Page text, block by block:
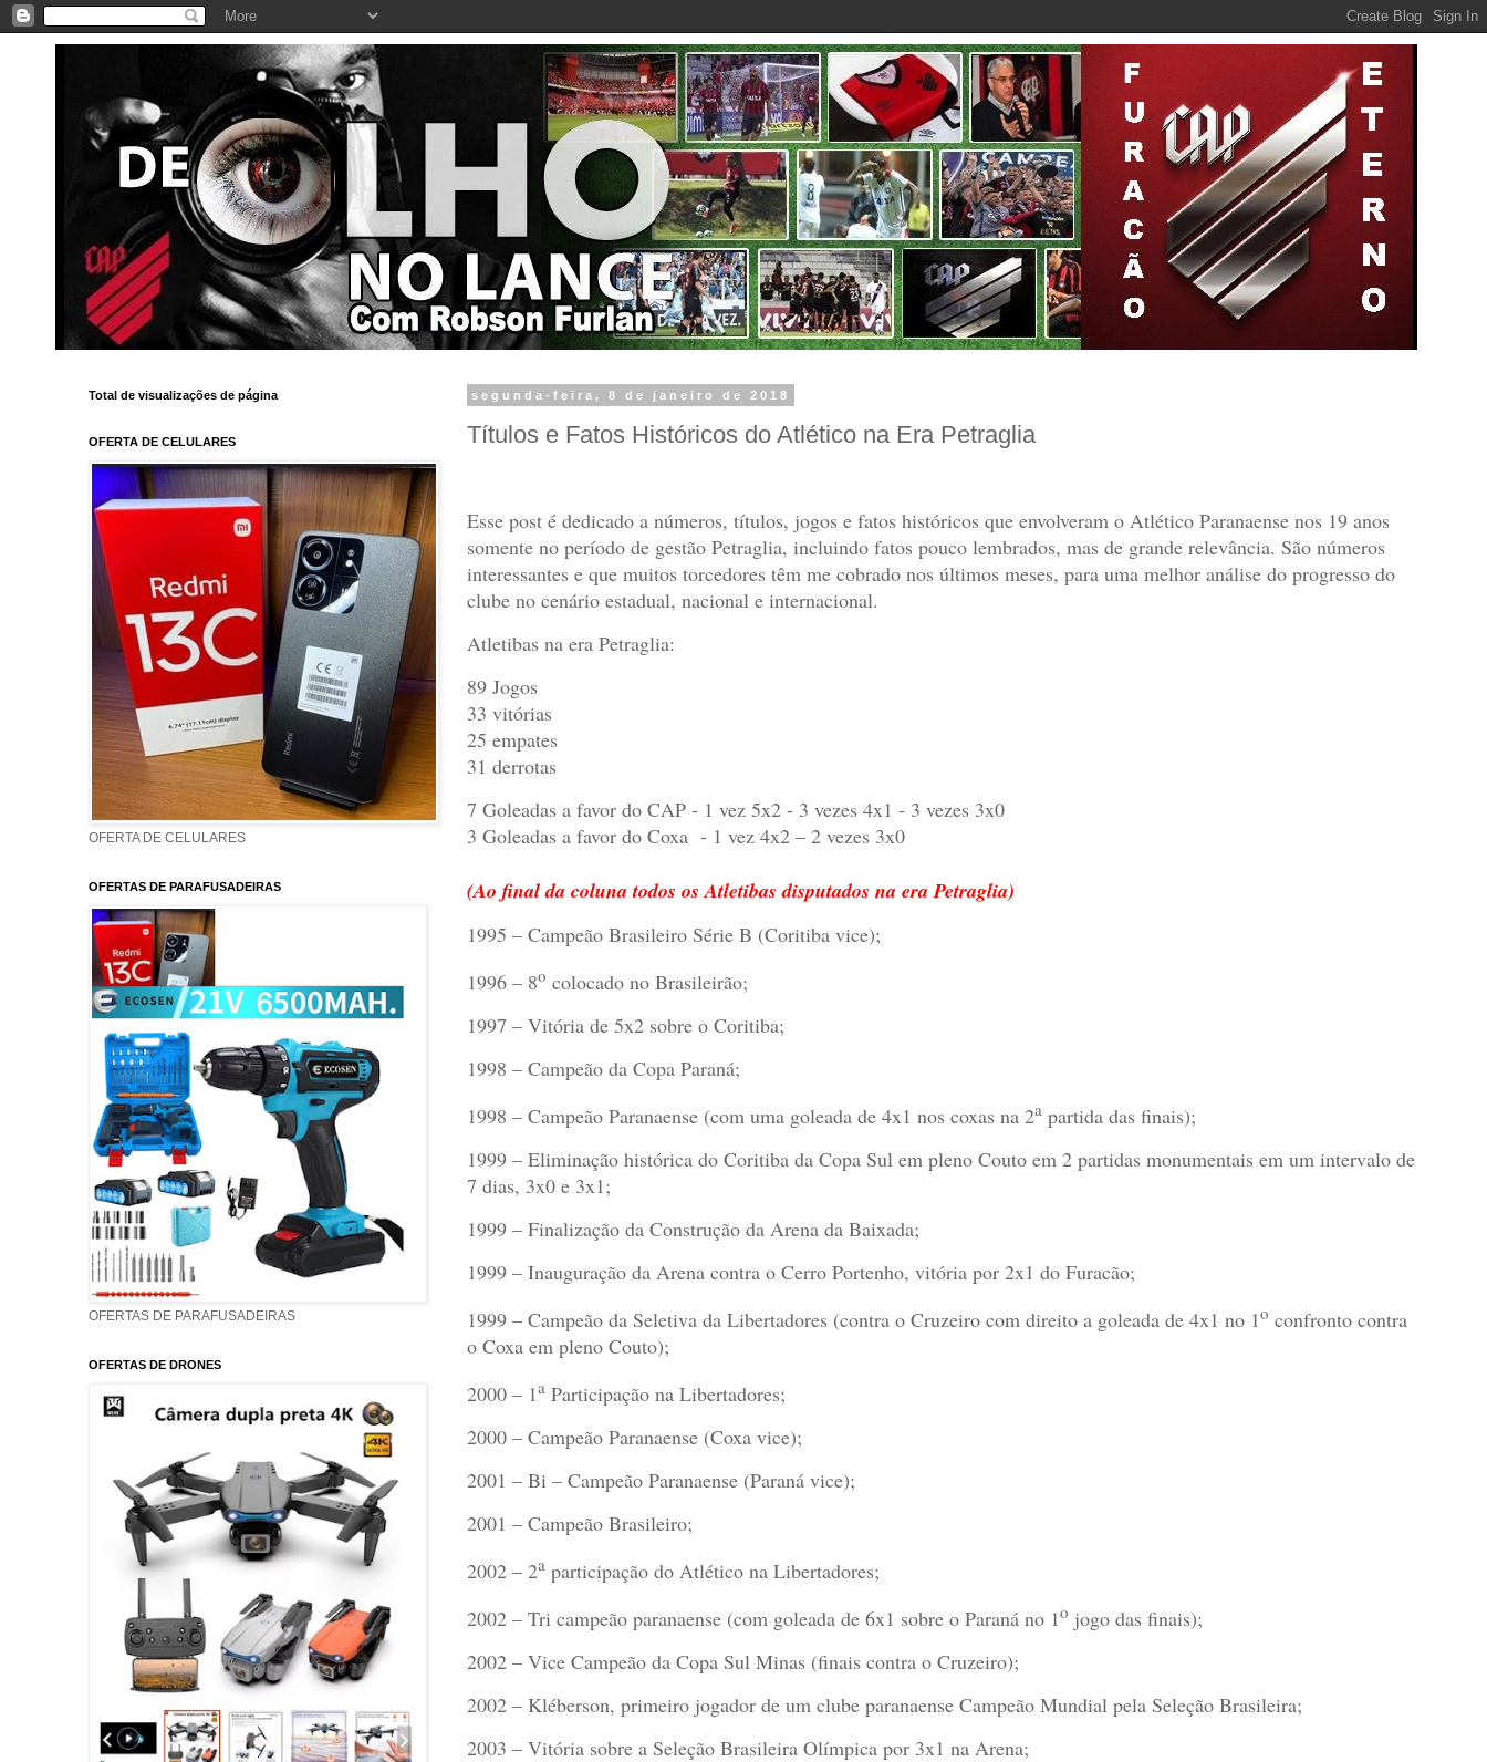
segunda-feira, 8 de janeiro de 2018
Títulos e Fatos Históricos do Atlético na Era Petraglia
Esse post é dedicado a números, títulos, jogos e fatos históricos que envolveram o Atlético Paranaense nos 19 anos
somente no período de gestão Petraglia, incluindo fatos pouco lembrados, mas de grande relevância. São números
interessantes e que muitos torcedores têm me cobrado nos últimos meses, para uma melhor análise do progresso do
clube no cenário estadual, nacional e internacional.
Atletibas na era Petraglia:
89 Jogos
33 vitórias
25 empates
31 derrotas
7 Goleadas a favor do CAP - 1 vez 5x2 - 3 vezes 4x1 - 3 vezes 3x0
3 Goleadas a favor do Coxa - 1 vez 4x2 – 2 vezes 3x0
(Ao final da coluna todos os Atletibas disputados na era Petraglia)
1995 – Campeão Brasileiro Série B (Coritiba vice);
1996 – 8o colocado no Brasileirão;
1997 – Vitória de 5x2 sobre o Coritiba;
1998 – Campeão da Copa Paraná;
1998 – Campeão Paranaense (com uma goleada de 4x1 nos coxas na 2apartida das finais);
1999 – Eliminação histórica do Coritiba da Copa Sul em pleno Couto em 2 partidas monumentais em um intervalo de
7 dias, 3x0 e 3x1;
1999 – Finalização da Construção da Arena da Baixada;
1999 – Inauguração da Arena contra o Cerro Portenho, vitória por 2x1 do Furacão;
1999 – Campeão da Seletiva da Libertadores (contra o Cruzeiro com direito a goleada de 4x1 no 1o confronto contra
o Coxa em pleno Couto);
2000 – 1aParticipação na Libertadores;
2000 – Campeão Paranaense (Coxa vice);
2001 – Bi – Campeão Paranaense (Paraná vice);
2001 – Campeão Brasileiro;
2002 – 2aparticipação do Atlético na Libertadores;
2002 – Tri campeão paranaense (com goleada de 6x1 sobre o Paraná no 1o jogo das finais);
2002 – Vice Campeão da Copa Sul Minas (finais contra o Cruzeiro);
2002 – Kléberson, primeiro jogador de um clube paranaense Campeão Mundial pela Seleção Brasileira;
2003 – Vitória sobre a Seleção Brasileira Olímpica por 3x1 na Arena;
Total de visualizações de página
OFERTA DE CELULARES
OFERTA DE CELULARES
OFERTAS DE PARAFUSADEIRAS
OFERTAS DE PARAFUSADEIRAS
OFERTAS DE DRONES